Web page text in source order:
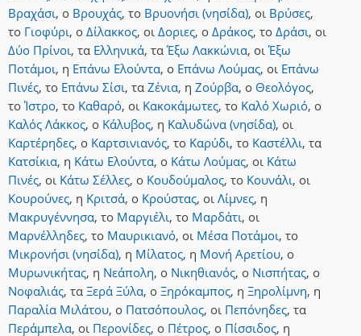
Βραχάσι, ο Βρουχάς, το Βρυονήσι (νησίδα), οι Βρύσες,
το Γιοφύρι, ο Δίλακκος, οι Δοριες, ο Δράκος, το Δράσι, οι
Δύο Πρίνοι, τα Ελληνικά, τα Έξω Λακκώνια, οι Έξω
Ποτάμοι, η Επάνω Ελούντα, ο Επάνω Λούμας, οι Επάνω
Πινές, το Επάνω Σίσι, τα Ζένια, η Ζούρβα, ο Θεολόγος,
το Ίστρο, το Καθαρό, οι Κακοκάμωτες, το Καλό Χωριό, ο
Καλός Λάκκος, ο Κάλυβος, η Καλυδώνα (νησίδα), οι
Καρτέρηδες, ο Καρτσινιανός, το Καρύδι, το Καστέλλι, τα
Κατσίκια, η Κάτω Ελούντα, ο Κάτω Λούμας, οι Κάτω
Πινές, οι Κάτω Σέλλες, ο Κουδούμαλος, το Κουνάλι, οι
Κουρούνες, η Κριτσά, ο Κρούστας, οι Λίμνες, η
Μακρυγέννησα, το Μαργιέλι, το Μαρδάτι, οι
Μαρνέλληδες, το Μαυρικιανό, οι Μέσα Ποτάμοι, το
Μικρονήσι (νησίδα), η Μίλατος, η Μονή Αρετίου, ο
Μυρωνικήτας, η Νεάπολη, ο Νικηθιανός, ο Νισπήτας, ο
Νοφαλιάς, τα Ξερά Ξύλα, ο Ξηρόκαμπος, η Ξηρολίμνη, η
Παραλία Μιλάτου, ο Πατσόπουλος, οι Πεπόνηδες, τα
Περάμπελα, οι Περονίδες, ο Πέτρος, ο Πίσσιδος, η